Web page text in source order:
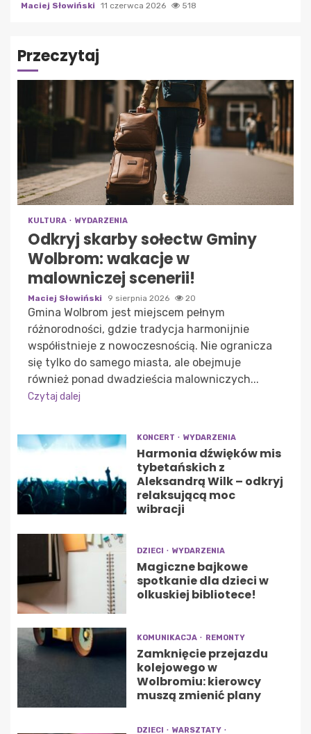
Maciej Słowiński 11 czerwca 2026 518
Przeczytaj
KULTURA WYDARZENIA
Odkryj skarby sołectw Gminy
Wolbrom: wakacje w
malowniczej scenerii!
Maciej Słowiński 9 sierpnia 2026 20
Gmina Wolbrom jest miejscem pełnym
różnorodności, gdzie tradycja harmonijnie
współistnieje z nowoczesnością. Nie ogranicza
się tylko do samego miasta, ale obejmuje
również ponad dwadzieścia malowniczych...
Czytaj dalej
KONCERT WYDARZENIA
Harmonia dźwięków mis
tybetańskich z
Aleksandrą Wilk – odkryj
relaksującą moc
wibracji
DZIECI WYDARZENIA
Magiczne bajkowe
spotkanie dla dzieci w
olkuskiej bibliotece!
KOMUNIKACJA REMONTY
Zamknięcie przejazdu
kolejowego w
Wolbromiu: kierowcy
muszą zmienić plany
DZIECI WARSZTATY